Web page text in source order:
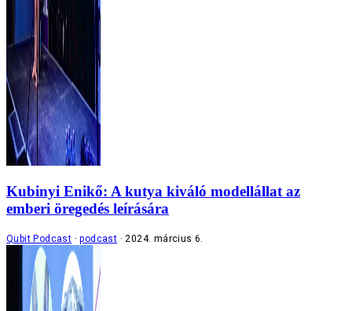
Kubinyi Enikő: A kutya kiváló modellállat az
emberi öregedés leírására
Qubit Podcast podcast 2024. március 6.